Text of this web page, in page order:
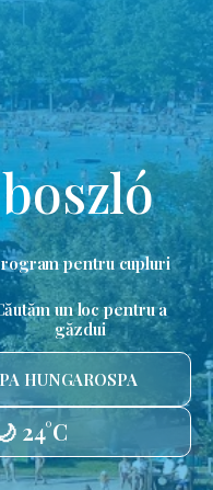
pentru cupluri
un loc pentru a
găzdui
HUNGAROSPA
24°C